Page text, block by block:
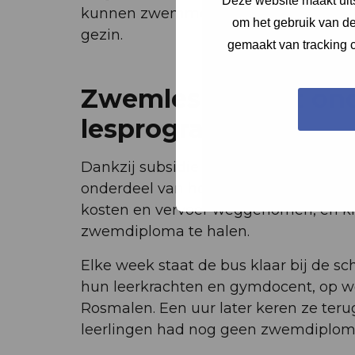
om het gebruik van
gemaakt van tracking
kunnen zwemmen, ongeacht de
gezin.
Zwemles als vast
lesprogramma
Dankzij subsidie vanuit TOP-tijd werd
onderdeel van het
kosten en vervoer weggenomen, en
zwemdiploma te halen.
Elke week staat de bus klaar bij de
hun leerkrachten en gymdocent, op
Rosmalen. Een uur later keren ze
leerlingen had nog geen